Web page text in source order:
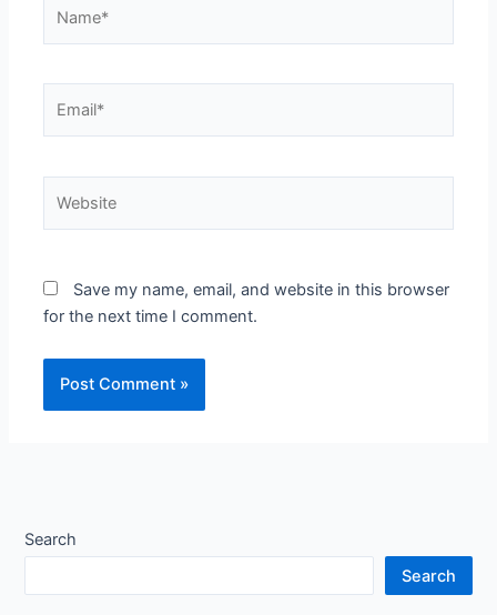
Save my name, email, and website in this browser
for the next time I comment.
Search
Search